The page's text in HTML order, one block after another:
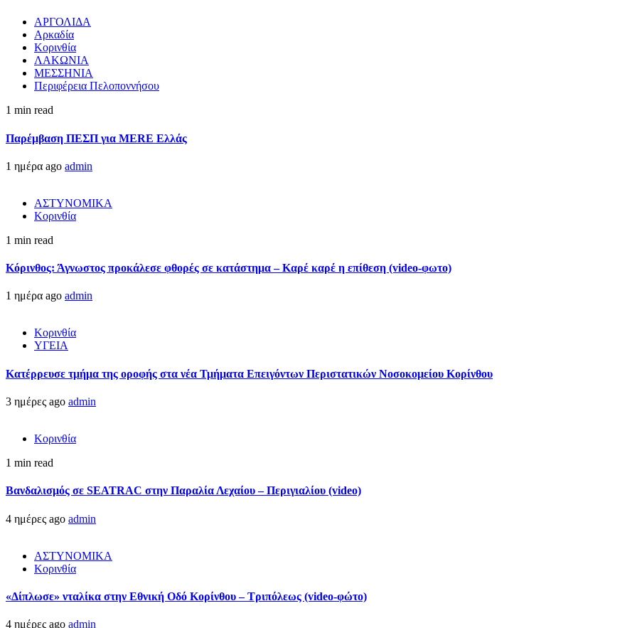
ΑΡΓΟΛΙΔΑ
Αρκαδία
Κορινθία
ΛΑΚΩΝΙΑ
ΜΕΣΣΗΝΙΑ
Περιφέρεια Πελοποννήσου
1 min read
Παρέμβαση ΠΕΣΠ για MERE Ελλάς
1 ημέρα ago admin
ΑΣΤΥΝΟΜΙΚΑ
Κορινθία
1 min read
Κόρινθος: Άγνωστος προκάλεσε φθορές σε κατάστημα – Καρέ καρέ η επίθεση (video-φωτο)
1 ημέρα ago admin
Κορινθία
ΥΓΕΙΑ
Kατέρρευσε τμήμα της οροφής στα νέα Τμήματα Επειγόντων Περιστατικών Νοσοκομείου Κορίνθου
3 ημέρες ago admin
Κορινθία
1 min read
Βανδαλισμός σε SEATRAC στην Παραλία Λεχαίου – Περιγιαλίου (video)
4 ημέρες ago admin
ΑΣΤΥΝΟΜΙΚΑ
Κορινθία
«Δίπλωσε» νταλίκα στην Εθνική Oδό Κορίνθου – Τριπόλεως (video-φώτο)
4 ημέρες ago admin